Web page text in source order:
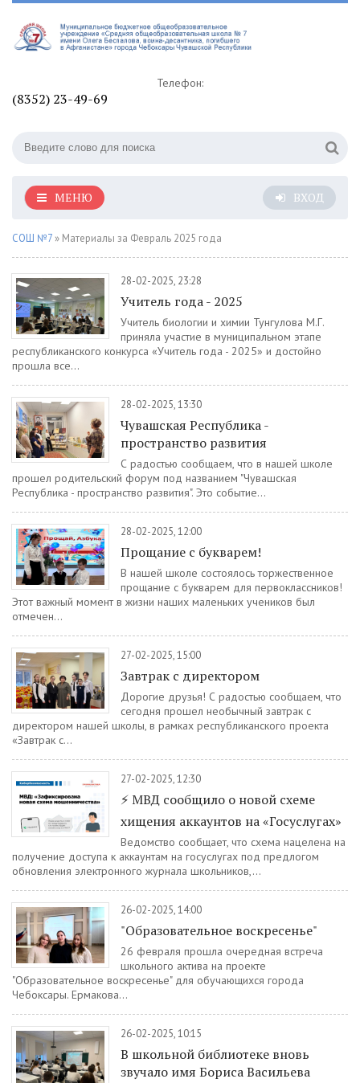
Телефон:
(8352) 23-49-69
ВХОД
МЕНЮ
СОШ №7 » Материалы за Февраль 2025 года
28-02-2025, 23:28
Учитель года - 2025
Учитель биологии и химии Тунгулова М.Г.
приняла участие в муниципальном этапе
республиканского конкурса «Учитель года - 2025» и достойно
прошла все...
28-02-2025, 13:30
Чувашская Республика -
пространство развития
С радостью сообщаем, что в нашей школе
прошел родительский форум под названием "Чувашская
Республика - пространство развития". Это событие...
28-02-2025, 12:00
Прощание с букварем!
В нашей школе состоялось торжественное
прощание с букварем для первоклассников!
Этот важный момент в жизни наших маленьких учеников был
отмечен...
27-02-2025, 15:00
Завтрак с директором
Дорогие друзья! С радостью сообщаем, что
сегодня прошел необычный завтрак с
директором нашей школы, в рамках республиканского проекта
«Завтрак с...
27-02-2025, 12:30
⚡️ МВД сообщило о новой схеме
хищения аккаунтов на «Госуслугах»
Ведомство сообщает, что схема нацелена на
получение доступа к аккаунтам на госуслугах под предлогом
обновления электронного журнала школьников,...
26-02-2025, 14:00
"Образовательное воскресенье"
26 февраля прошла очередная встреча
школьного актива на проекте
"Образовательное воскресенье" для обучающихся города
Чебоксары. Ермакова...
26-02-2025, 10:15
В школьной библиотеке вновь
звучало имя Бориса Васильева